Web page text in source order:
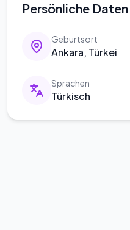
Persönliche Daten
Geburtsort
Ankara, Türkei
Sprachen
Türkisch